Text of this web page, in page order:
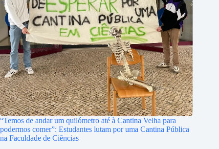
“Temos de andar um quilómetro até à Cantina Velha para
podermos comer”: Estudantes lutam por uma Cantina Pública
na Faculdade de Ciências